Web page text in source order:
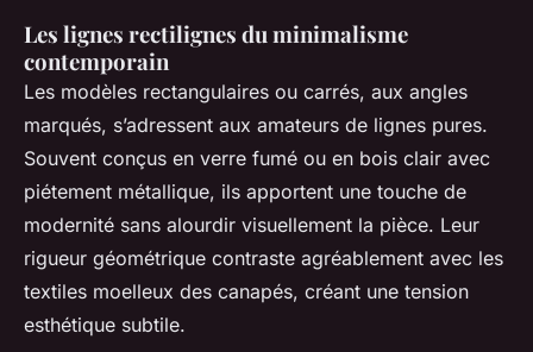
Les lignes rectilignes du minimalisme
contemporain
Les modèles rectangulaires ou carrés, aux angles
marqués, s’adressent aux amateurs de lignes pures.
Souvent conçus en verre fumé ou en bois clair avec
piétement métallique, ils apportent une touche de
modernité sans alourdir visuellement la pièce. Leur
rigueur géométrique contraste agréablement avec les
textiles moelleux des canapés, créant une tension
esthétique subtile.